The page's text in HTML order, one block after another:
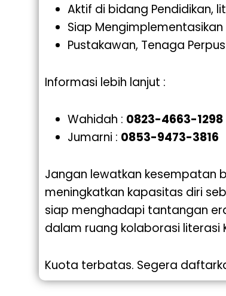
Aktif di bidang Pendidikan,
Siap
Pustakawan, Tenaga
Informasi lebih lanjut :
Wahidah : 0823-4663-1298
Jumarni : 0853-9473-3816
Jangan lewatkan kesempatan
meningkatkan kapasitas diri
siap menghadapi tantangan
dalam ruang kolaborasi literasi
Kuota terbatas. Segera